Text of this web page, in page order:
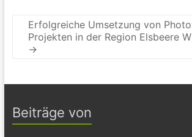
Erfolgreiche Umsetzung von
Projekten in der Region Elsbeere
→
Beiträge von